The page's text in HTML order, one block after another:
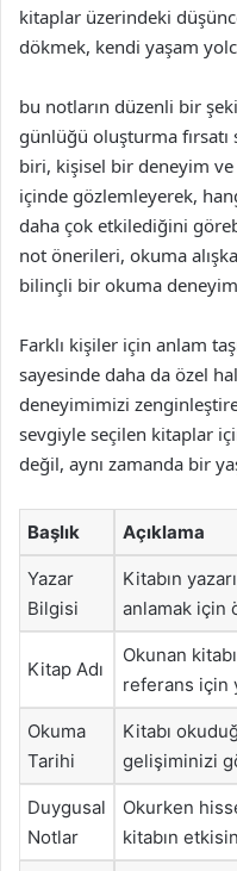
kitaplar üzerindeki
dökmek, kendi yaşam
bu notların düzenli bir
günlüğü oluşturma
biri, kişisel bir deneyim
içinde gözlemleyerek,
daha çok etkilediğini
not önerileri, okuma
bilinçli bir okuma
Farklı kişiler için anlam
sayesinde daha da özel
deneyimimizi
sevgiyle seçilen kitaplar
değil, aynı zamanda bir
Başlık Açıklama
Yazar
Bilgisi
Kitabın
anlamak için
Kitap Adı
Okunan
referans için
Okuma
Tarihi
Kitabı
gelişiminizi
Duygusal
Notlar
Okurken
kitabın